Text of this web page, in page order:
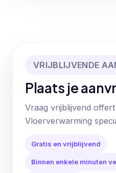
VRIJBLIJVENDE
Plaats je
Vraag vrijblijvend
Vloerverwarming
Gratis en vrijblijvend
Binnen enkele minuten